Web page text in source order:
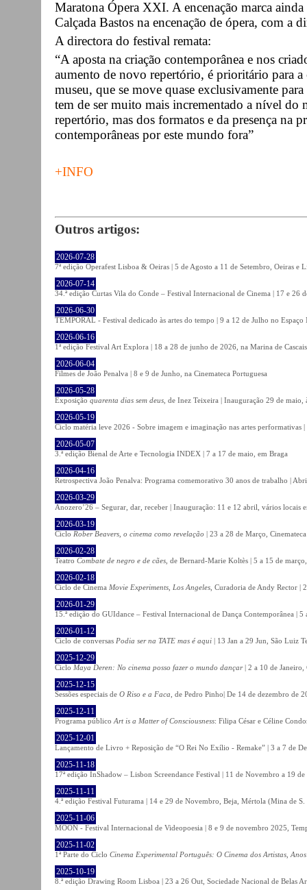
Maratona Ópera XXI. A encenação marca ainda
Calçada Bastos na encenação de ópera, com a
A directora do festival remata:
“A aposta na criação contemporânea e nos
aumento de novo repertório, é prioritário para a
museu, que se move quase exclusivamente
tem de ser muito mais incrementado a nível do
repertório, mas dos formatos e da presença na
contemporâneas por este mundo fora”
+INFO
Outros artigos:
2026-07-28
7ª edição Operafest Lisboa & Oeiras | 5 de Agosto a 11 de Setembro, Oeiras e
2026-07-14
34.ª edição Curtas Vila do Conde – Festival Internacional de Cinema | 17 e 26
2026-06-30
TEMPORAL - Festival dedicado às artes do tempo | 9 a 12 de Julho no
2026-06-16
1ª edição Festival Art Explora | 18 a 28 de junho de 2026, na Marina de Cascais
2026-06-04
Filmes de João Penalva | 8 e 9 de Junho, na Cinemateca Portuguesa
2026-05-28
Exposição quarenta dias sem deus , de Inez Teixeira | Inauguração 29 de
2026-05-19
Ciclo matéria leve 2026 - Sobre imagem e imaginação nas artes
2026-05-07
3.ª edição Bienal de Arte e Tecnologia INDEX | 7 a 17 de maio, em Braga
2026-04-16
Retrospectiva João Penalva: Programa comemorativo 30 anos de trabalho |
2026-03-29
Anozero’26 – Segurar, dar, receber | Inauguração: 11 e 12 abril, vários locais
2026-03-19
Ciclo Rober Beavers, o cinema como revelação | 23 a 28 de Março,
2026-02-28
Teatro Combate de negro e de cães , de Bernard-Marie Koltès | 5 a 15 de
2026-02-18
Ciclo de Cinema Movie Experiments, Los Angeles , Curadoria de Andy Rector
2026-01-29
15.ª edição do GUIdance – Festival Internacional de Dança Contemporânea |
2026-01-12
Ciclo de conversas Podia ser na TATE mas é aqui | 13 Jan a 29 Jun, São Luiz
2025-12-29
Ciclo Maya Deren: No cinema posso fazer o mundo dançar| 2 a 10 de Janeiro,
2025-12-15
Sessões especiais de O Riso e a Faca , de Pedro Pinho| De 14 de dezembro de
2025-12-11
Programa público Art is a Matter of Consciousness: Filipa César e Céline
2025-12-01
Lançamento de Livro + Reposição de “O Rei No Exílio - Remake” | 3 a 7 de
2025-11-18
17ª edição InShadow – Lisbon Screendance Festival | 11 de Novembro a 19
2025-11-11
4.ª edição Festival Futurama | 14 e 29 de Novembro, Beja, Mértola (Mina de
2025-11-06
MOON - Festival Internacional de Videopoesia | 8 e 9 de novembro 2025,
2025-11-02
1ª Parte do Ciclo Cinema Experimental Português: O Cinema dos Artistas,
2025-10-19
8.ª edição Drawing Room Lisboa | 23 a 26 Out, Sociedade Nacional de Belas